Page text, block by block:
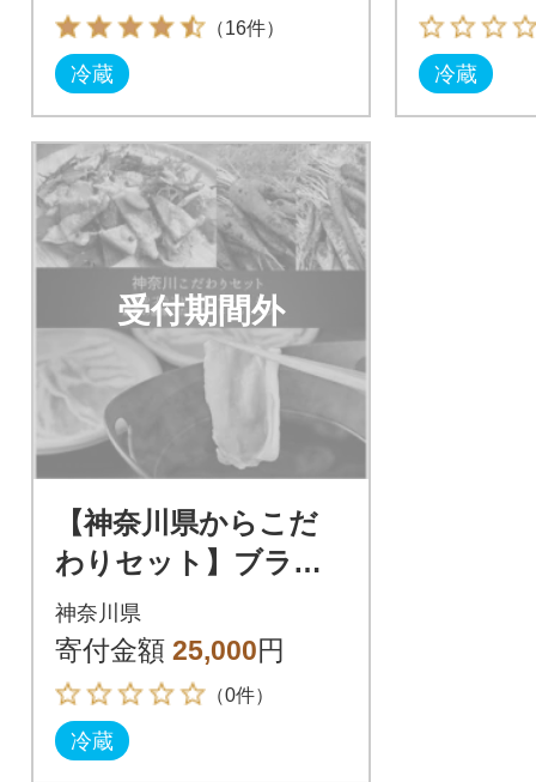
（16件）
冷蔵 冷蔵
受付期間外
【神奈川県からこだ
わりセット】ブラン
ド豚しゃぶしゃぶ用
と鎌倉野菜のドレッ
シング【複数個口で配
送】
神奈川県
寄付金額 25,000円
（0件）
冷蔵